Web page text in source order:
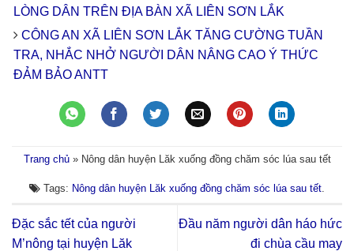
LÒNG DÂN TRÊN ĐỊA BÀN XÃ LIÊN SƠN LẮK
CÔNG AN XÃ LIÊN SƠN LẮK TĂNG CƯỜNG TUẦN
TRA, NHẮC NHỞ NGƯỜI DÂN NÂNG CAO Ý THỨC
ĐẢM BẢO ANTT
Trang chủ» Nông dân huyện Lăk xuống đồng chăm sóc lúa sau tết
Tags: Nông dân huyện Lăk xuống đồng chăm sóc lúa sau tết
Đặc sắc tết của người
M’nông tại huyện Lăk
Đầu năm người dân háo hức
đi chùa cầu may